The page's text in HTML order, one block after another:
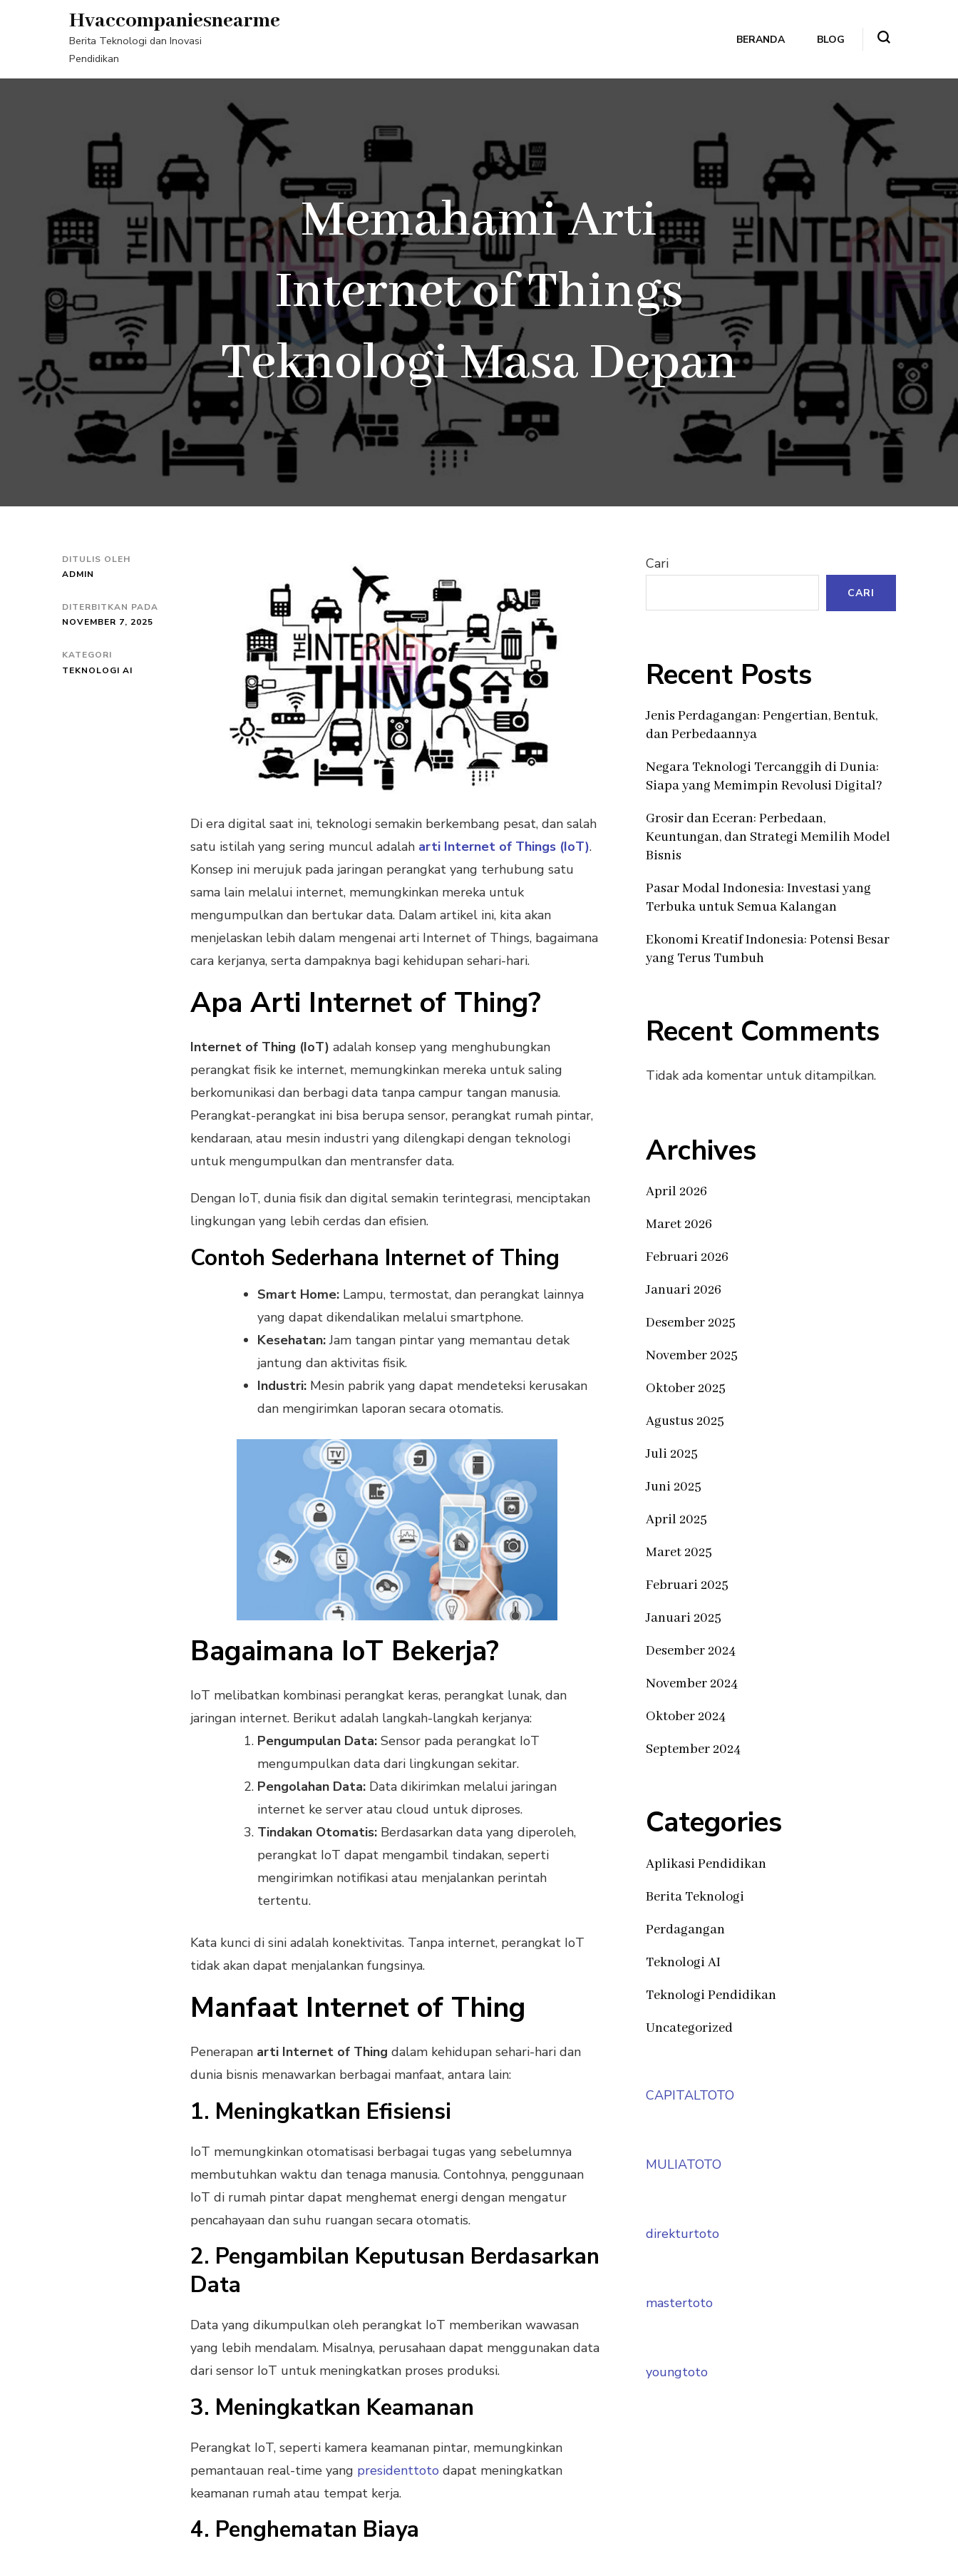
(Tekan
Hvaccompaniesnearme
Berita Teknologi dan Inovasi
Pendidikan
BERANDA BLOG
Memahami Arti
Internet of Things
Teknologi Masa Depan
DITULIS OLEH
ADMIN
DITERBITKAN PADA
NOVEMBER 7, 2025
KATEGORI
TEKNOLOGI AI
Di era digital saat ini, teknologi semakin berkembang pesat, dan salah
satu istilah yang sering muncul adalah arti Internet of Things (IoT).
Konsep ini merujuk pada jaringan perangkat yang terhubung satu
sama lain melalui internet, memungkinkan mereka untuk
mengumpulkan dan bertukar data. Dalam artikel ini, kita akan
menjelaskan lebih dalam mengenai arti Internet of Things, bagaimana
cara kerjanya, serta dampaknya bagi kehidupan sehari-hari.
Apa Arti Internet of Thing?
Internet of Thing (IoT) adalah konsep yang menghubungkan
perangkat fisik ke internet, memungkinkan mereka untuk saling
berkomunikasi dan berbagi data tanpa campur tangan manusia.
Perangkat-perangkat ini bisa berupa sensor, perangkat rumah pintar,
kendaraan, atau mesin industri yang dilengkapi dengan teknologi
untuk mengumpulkan dan mentransfer data.
Dengan IoT, dunia fisik dan digital semakin terintegrasi, menciptakan
lingkungan yang lebih cerdas dan efisien.
Contoh Sederhana Internet of Thing
Smart Home: Lampu, termostat, dan perangkat lainnya
yang dapat dikendalikan melalui smartphone.
Kesehatan:Jam tangan pintar yang memantau detak
jantung dan aktivitas fisik.
Industri: Mesin pabrik yang dapat mendeteksi kerusakan
dan mengirimkan laporan secara otomatis.
Bagaimana IoT Bekerja?
IoT melibatkan kombinasi perangkat keras, perangkat lunak, dan
jaringan internet. Berikut adalah langkah-langkah kerjanya:
Pengumpulan Data: Sensor pada perangkat IoT
mengumpulkan data dari lingkungan sekitar.
Pengolahan Data: Data dikirimkan melalui jaringan
internet ke server atau cloud untuk diproses.
Tindakan Otomatis: Berdasarkan data yang diperoleh,
perangkat IoT dapat mengambil tindakan, seperti
mengirimkan notifikasi atau menjalankan perintah
tertentu.
Kata kunci di sini adalah konektivitas. Tanpa internet, perangkat IoT
tidak akan dapat menjalankan fungsinya.
Manfaat Internet of Thing
Penerapan arti Internet of Thing dalam kehidupan sehari-hari dan
dunia bisnis menawarkan berbagai manfaat, antara lain:
1. Meningkatkan Efisiensi
IoT memungkinkan otomatisasi berbagai tugas yang sebelumnya
membutuhkan waktu dan tenaga manusia. Contohnya, penggunaan
IoT di rumah pintar dapat menghemat energi dengan mengatur
pencahayaan dan suhu ruangan secara otomatis.
2. Pengambilan Keputusan Berdasarkan
Data
Data yang dikumpulkan oleh perangkat IoT memberikan wawasan
yang lebih mendalam. Misalnya, perusahaan dapat menggunakan data
dari sensor IoT untuk meningkatkan proses produksi.
3. Meningkatkan Keamanan
Perangkat IoT, seperti kamera keamanan pintar, memungkinkan
pemantauan real-time yang presidenttoto dapat meningkatkan
keamanan rumah atau tempat kerja.
4. Penghematan Biaya
Cari
CARI
Recent Posts
Jenis Perdagangan: Pengertian, Bentuk,
dan Perbedaannya
Negara Teknologi Tercanggih di Dunia:
Siapa yang Memimpin Revolusi Digital?
Grosir dan Eceran: Perbedaan,
Keuntungan, dan Strategi Memilih Model
Bisnis
Pasar Modal Indonesia: Investasi yang
Terbuka untuk Semua Kalangan
Ekonomi Kreatif Indonesia: Potensi Besar
yang Terus Tumbuh
Recent Comments
Tidak ada komentar untuk ditampilkan.
Archives
April 2026
Maret 2026
Februari 2026
Januari 2026
Desember 2025
November 2025
Oktober 2025
Agustus 2025
Juli 2025
Juni 2025
April 2025
Maret 2025
Februari 2025
Januari 2025
Desember 2024
November 2024
Oktober 2024
September 2024
Categories
Aplikasi Pendidikan
Berita Teknologi
Perdagangan
Teknologi AI
Teknologi Pendidikan
Uncategorized
CAPITALTOTO
MULIATOTO
direkturtoto
mastertoto
youngtoto